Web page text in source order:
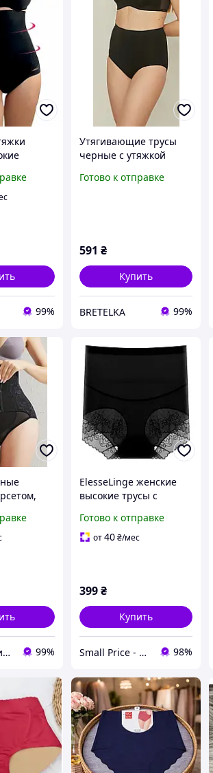
99%
Утягивающие трусы
черные с утяжкой
Готово к отправке
591 ₴
Купить
BRETELKA 99%
Эстетика. Нижнее белье. 99%
ElesseLinge женские
высокие трусы с
M, черные
Готово к отправке
от40₴/мес
399₴
Купить
Small Price - интернет-магазин товаров для дома 98%